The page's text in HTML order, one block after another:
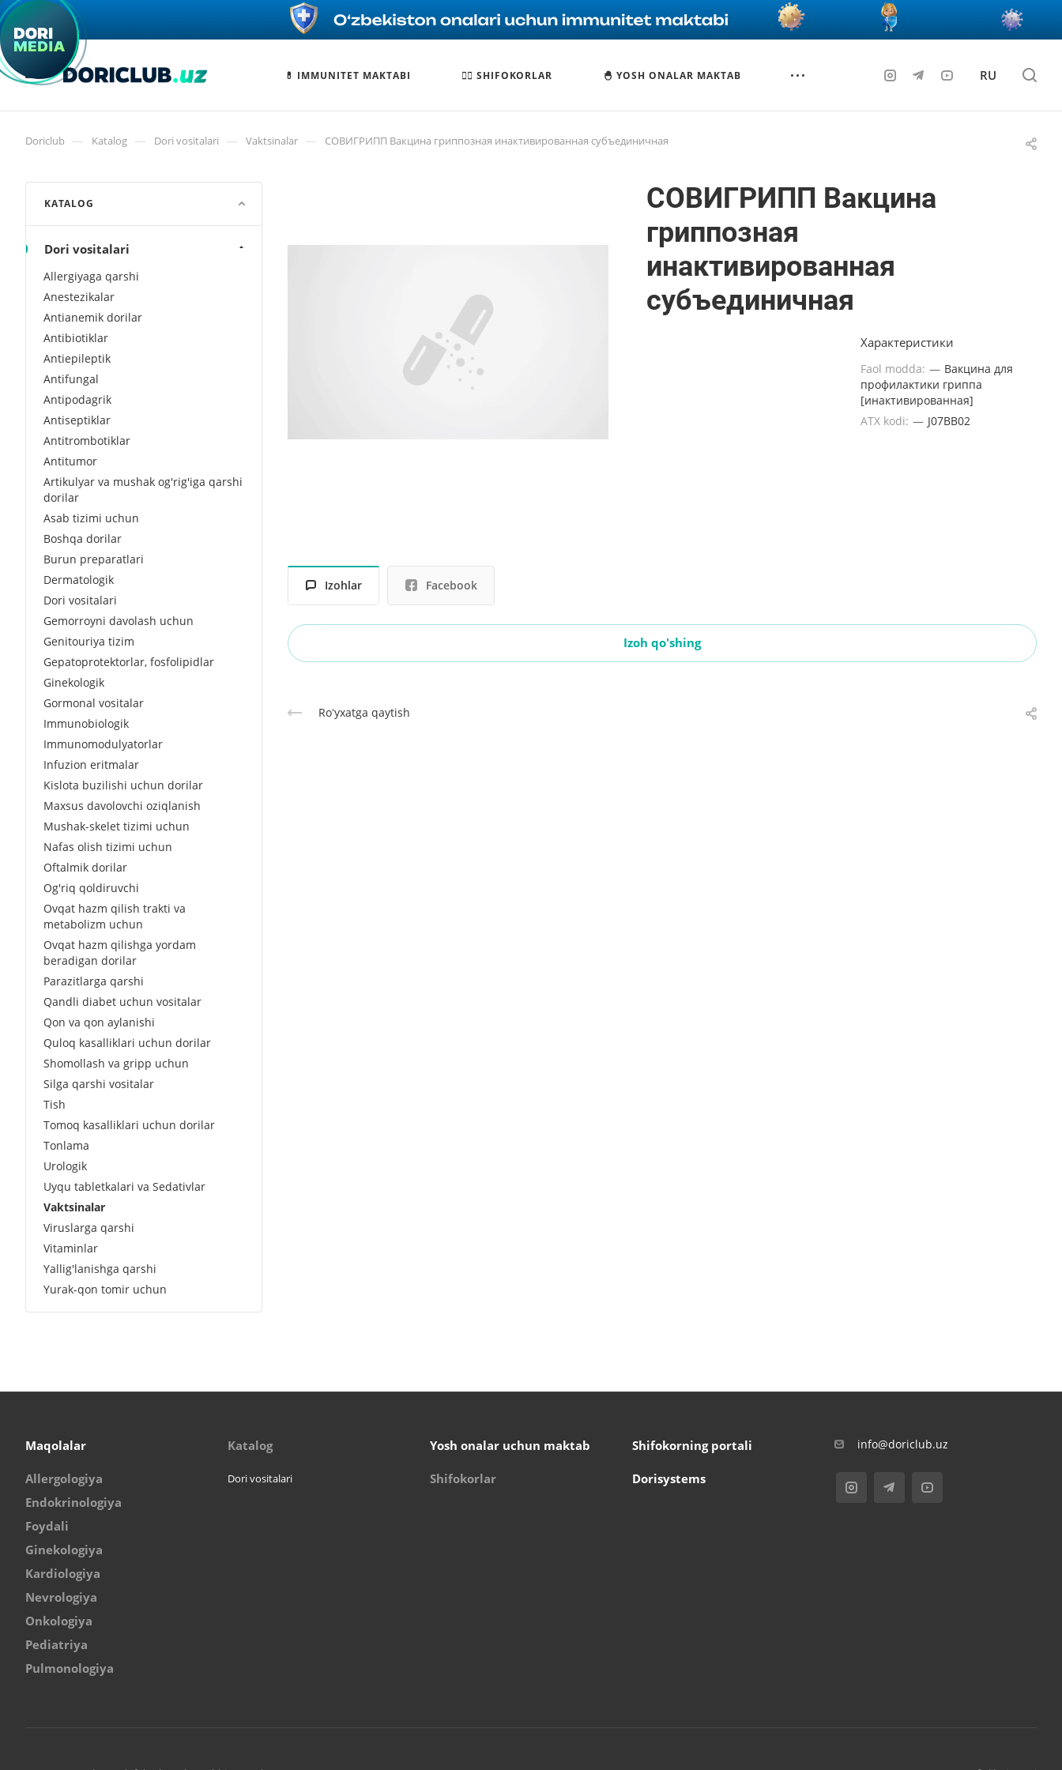
💊 IMMUNITET MAKTABI 🧑‍⚕️ SHIFOKORLAR 🐣 YOSH ONALAR MAKTAB RU
Doriclub — Katalog — Dori vositalari — Vaktsinalar — СОВИГРИПП Вакцина гриппозная инактивированная субъединичная
СОВИГРИПП Вакцина
гриппозная
инактивированная
субъединичная
Характеристики
Faol modda: — Вакцина для
профилактики гриппа
[инактивированная]
ATX kodi: — J07BB02
Izohlar Facebook
Izoh qo'shing
Roʻyxatga qaytish
KATALOG
Dori vositalari
Allergiyaga qarshi
Anestezikalar
Antianemik dorilar
Antibiotiklar
Antiepileptik
Antifungal
Antipodagrik
Antiseptiklar
Antitrombotiklar
Antitumor
Artikulyar va mushak og'rig'iga qarshi
dorilar
Asab tizimi uchun
Boshqa dorilar
Burun preparatlari
Dermatologik
Dori vositalari
Gemorroyni davolash uchun
Genitouriya tizim
Gepatoprotektorlar, fosfolipidlar
Ginekologik
Gormonal vositalar
Immunobiologik
Immunomodulyatorlar
Infuzion eritmalar
Kislota buzilishi uchun dorilar
Maxsus davolovchi oziqlanish
Mushak-skelet tizimi uchun
Nafas olish tizimi uchun
Oftalmik dorilar
Og'riq qoldiruvchi
Ovqat hazm qilish trakti va
metabolizm uchun
Ovqat hazm qilishga yordam
beradigan dorilar
Parazitlarga qarshi
Qandli diabet uchun vositalar
Qon va qon aylanishi
Quloq kasalliklari uchun dorilar
Shomollash va gripp uchun
Silga qarshi vositalar
Tish
Tomoq kasalliklari uchun dorilar
Tonlama
Urologik
Uyqu tabletkalari va Sedativlar
Vaktsinalar
Viruslarga qarshi
Vitaminlar
Yallig'lanishga qarshi
Yurak-qon tomir uchun
Maqolalar
Allergologiya
Endokrinologiya
Foydali
Ginekologiya
Kardiologiya
Nevrologiya
Onkologiya
Pediatriya
Pulmonologiya
Katalog
Dori vositalari
Yosh onalar uchun maktab
Shifokorlar
Shifokorning portali
Dorisystems
info@doriclub.uz